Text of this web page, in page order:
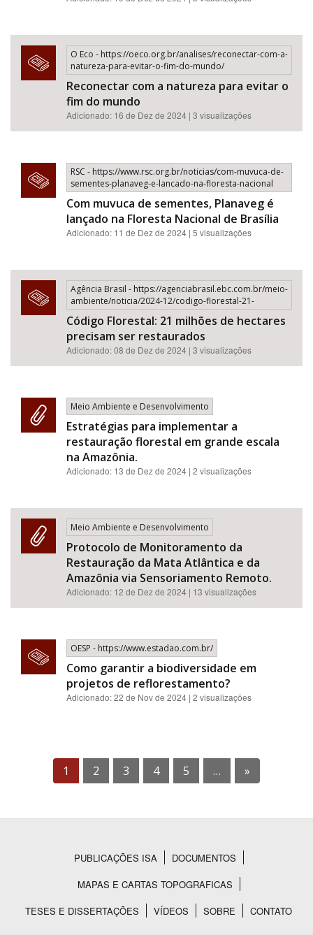
O Eco - https://oeco.org.br/analises/reconectar-com-a-
natureza-para-evitar-o-fim-do-mundo/
Reconectar com a natureza para evitar o
fim do mundo
Adicionado: 16 de Dez de 2024 | 3 visualizações
RSC - https://www.rsc.org.br/noticias/com-muvuca-de-
sementes-planaveg-e-lancado-na-floresta-nacional
Com muvuca de sementes, Planaveg é
lançado na Floresta Nacional de Brasília
Adicionado: 11 de Dez de 2024 | 5 visualizações
Agência Brasil - https://agenciabrasil.ebc.com.br/meio-
ambiente/noticia/2024-12/codigo-florestal-21-
Código Florestal: 21 milhões de hectares
precisam ser restaurados
Adicionado: 08 de Dez de 2024 | 3 visualizações
Meio Ambiente e Desenvolvimento
Estratégias para implementar a
restauração florestal em grande escala
na Amazônia.
Adicionado: 13 de Dez de 2024 | 2 visualizações
Meio Ambiente e Desenvolvimento
Protocolo de Monitoramento da
Restauração da Mata Atlântica e da
Amazônia via Sensoriamento Remoto.
Adicionado: 12 de Dez de 2024 | 13 visualizações
OESP - https://www.estadao.com.br/
Como garantir a biodiversidade em
projetos de reflorestamento?
Adicionado: 22 de Nov de 2024 | 2 visualizações
1 2 3 4 5 … »
Rodapé
PUBLICAÇÕES ISA
DOCUMENTOS
MAPAS E CARTAS TOPOGRAFICAS
TESES E DISSERTAÇÕES
VÍDEOS SOBRE CONTATO